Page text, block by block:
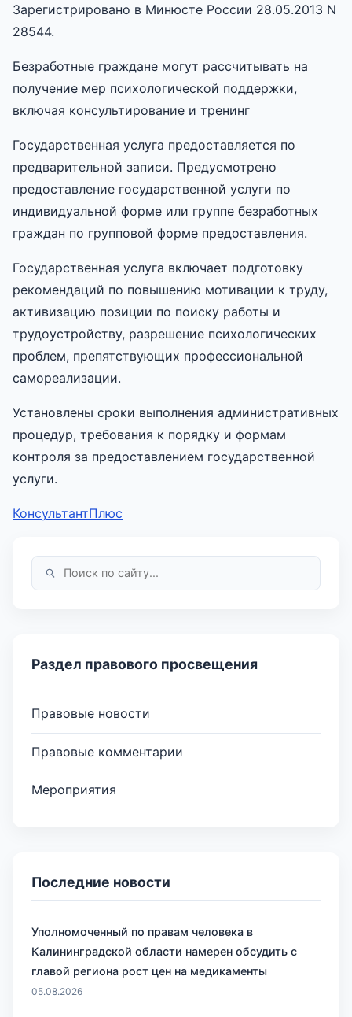
Зарегистрировано в Минюсте России 28.05.2013 N
28544.
Безработные граждане могут рассчитывать на
получение мер психологической поддержки,
включая консультирование и тренинг
Государственная услуга предоставляется по
предварительной записи. Предусмотрено
предоставление государственной услуги по
индивидуальной форме или группе безработных
граждан по групповой форме предоставления.
Государственная услуга включает подготовку
рекомендаций по повышению мотивации к труду,
активизацию позиции по поиску работы и
трудоустройству, разрешение психологических
проблем, препятствующих профессиональной
самореализации.
Установлены сроки выполнения административных
процедур, требования к порядку и формам
контроля за предоставлением государственной
услуги.
КонсультантПлюс
Раздел правового просвещения
Правовые новости
Правовые комментарии
Мероприятия
Последние новости
Уполномоченный по правам человека в
Калининградской области намерен обсудить с
главой региона рост цен на медикаменты
05.08.2026